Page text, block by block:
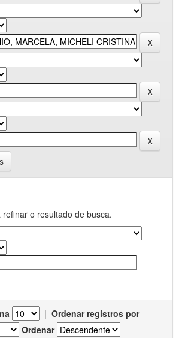
o resultado de busca.
| Ordenar registros por
Ordenar